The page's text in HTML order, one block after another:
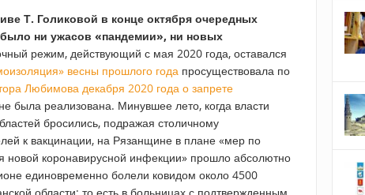
Т. Голиковой в конце октября очередных
ни ужасов «пандемии», ни новых
режим, действующий с мая 2020 года, оставался
весны прошлого года просуществовала по
Любимова декабря 2020 года о запрете
была реализована. Минувшее лето, когда власти
бросились, подражая столичному
к вакцинации, на Рязанщине в плане «мер по
новой коронавирусной инфекции» прошло абсолютно
единовременно болели ковидом около 4500